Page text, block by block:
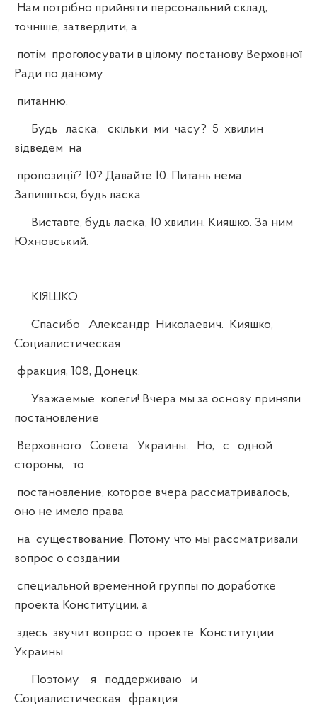
Нам потрібно прийняти персональний склад,
точніше, затвердити, а
потім проголосувати в цілому постанову Верховної
Ради по даному
питанню.
Будь ласка, скільки ми часу? 5 хвилин
відведем на
пропозиції? 10? Давайте 10. Питань нема.
Запишіться, будь ласка.
Виставте, будь ласка, 10 хвилин. Кияшко. За ним
Юхновський.
КІЯШКО
Спасибо Александр Николаевич. Кияшко,
Социалистическая
фракция, 108, Донецк.
Уважаемые колеги! Вчера мы за основу приняли
постановление
Верховного Совета Украины. Но, с одной
стороны, то
постановление, которое вчера рассматривалось,
оно не имело права
на существование. Потому что мы рассматривали
вопрос о создании
специальной временной группы по доработке
проекта Конституции, а
здесь звучит вопрос о проекте Конституции
Украины.
Поэтому я поддерживаю и
Социалистическая фракция